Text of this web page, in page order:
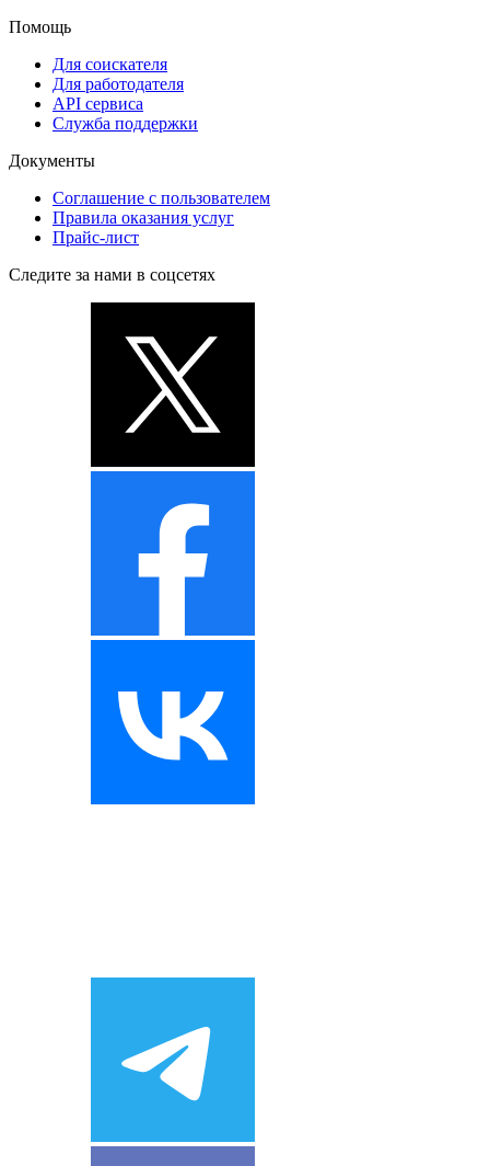
Помощь
Для соискателя
Для работодателя
API сервиса
Служба поддержки
Документы
Соглашение с пользователем
Правила оказания услуг
Прайс-лист
Следите за нами в соцсетях